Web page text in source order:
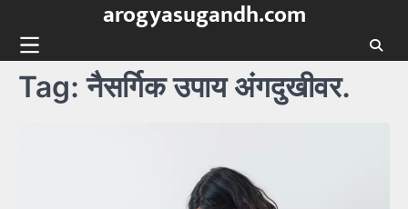
content
arogyasugandh.com
Tag:नैसर्गिक उपाय अंगदुखीवर.